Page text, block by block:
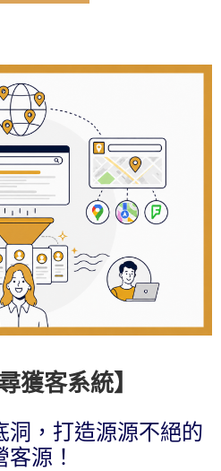
獲客系統】
洞，打造源源不絕的
客源！